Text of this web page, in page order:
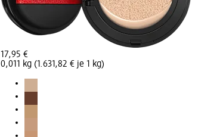
17,95 €
0,011 kg (1.631,82 € je 1 kg)